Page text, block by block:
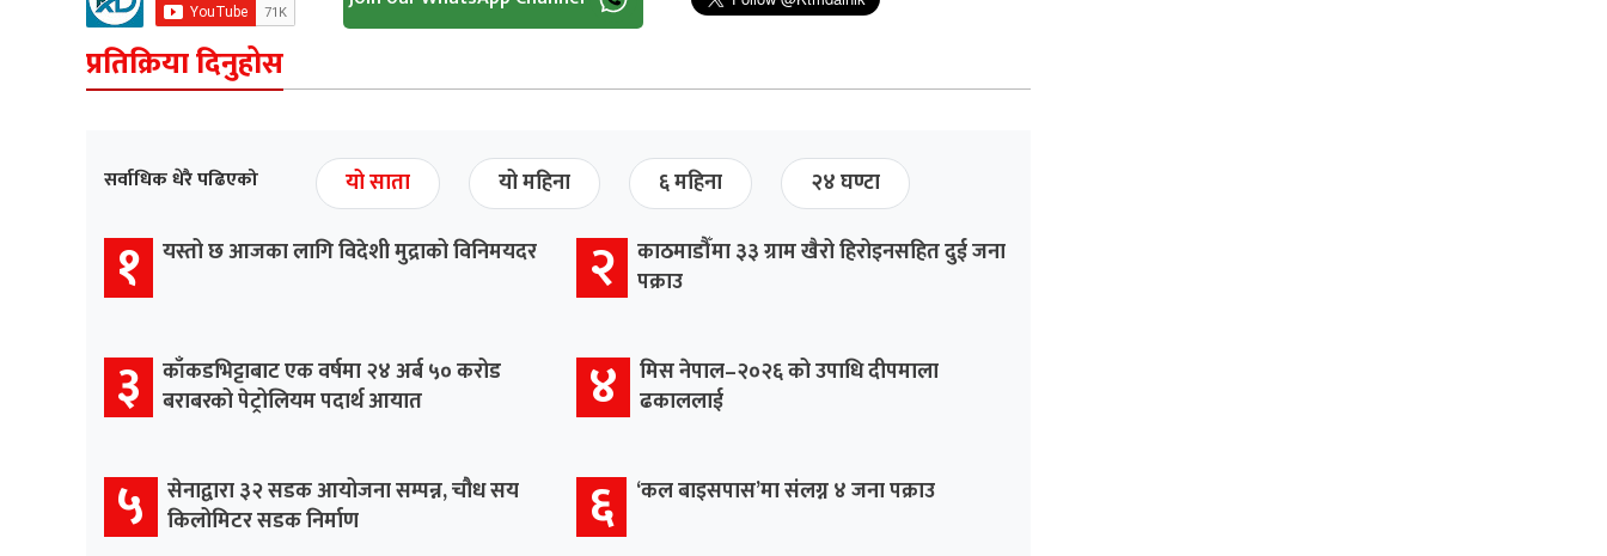
प्रतिक्रिया दिनुहोस
सर्वाधिक धेरै पढिएको यो साता यो महिना ६ महिना २४ घण्टा
१ यस्तो छ आजका लागि विदेशी मुद्राको विनिमयदर २ काठमाडौँमा ३३ ग्राम खैरो हिरोइनसहित दुई जना
पक्राउ
३ काँकडभिट्टाबाट एक वर्षमा २४ अर्ब ५० करोड
बराबरको पेट्रोलियम पदार्थ आयात
४ मिस नेपाल–२०२६ को उपाधि दीपमाला
ढकाललाई
५ सेनाद्वारा ३२ सडक आयोजना सम्पन्न, चौध सय
किलोमिटर सडक निर्माण
६ ‘कल बाइसपास’मा संलग्न ४ जना पक्राउ